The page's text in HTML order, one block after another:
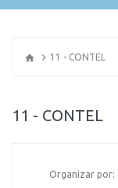
11 - CONTEL
11 - CONTEL
Organizar por: